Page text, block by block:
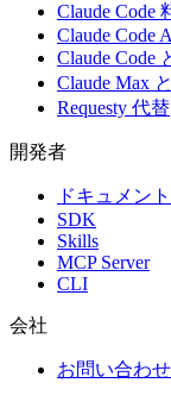
Claude Code
Claude Code
Claude Code
Claude Max
Requesty 代替
開発者
ドキュメント
SDK
Skills
MCP Server
CLI
会社
お問い合わせ